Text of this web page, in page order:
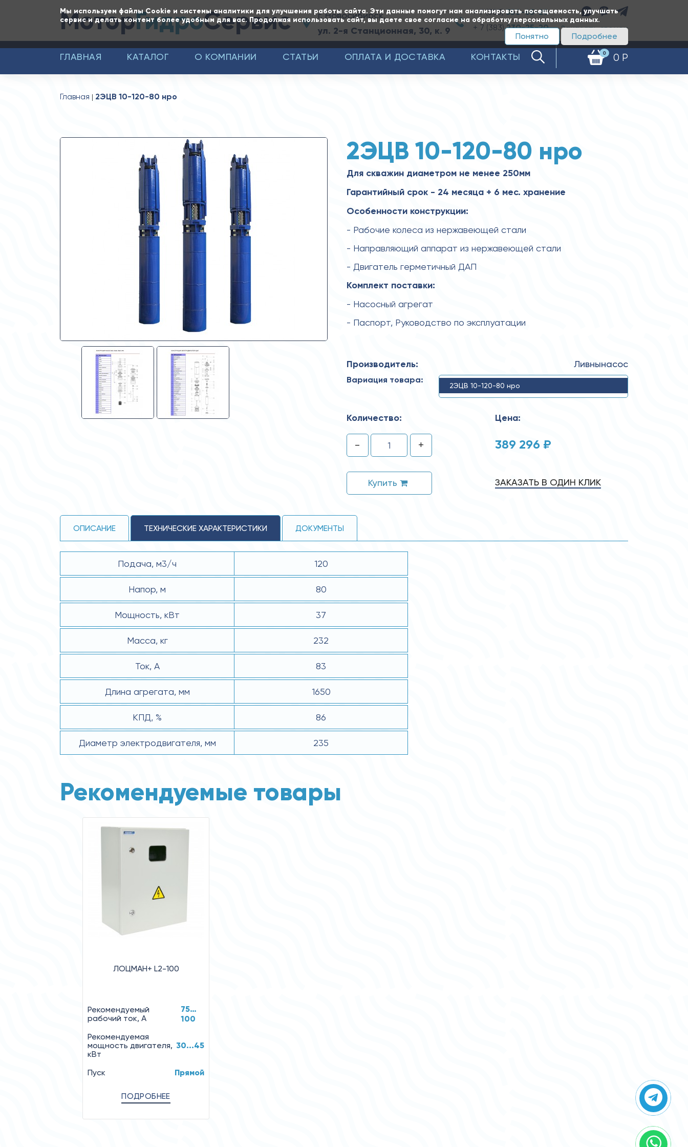
Мы используем файлы Cookie и системы аналитики для улучшения работы сайта. Эти данные помогут нам анализировать посещаемость, улучшать
сервис и делать контент более удобным для вас. Продолжая использовать сайт, вы даете свое согласие на обработку персональных данных.
Подробнее
Понятно
МоторГидроСервис г. Новосибирск,
ул. 2-я Станционная, 30, к. 9
+ 7 (383)350-65-20
+ 7 (383)230-25-20 Заказать звонок
0 0 Р
ГЛАВНАЯ КАТАЛОГ О КОМПАНИИ СТАТЬИ ОПЛАТА И ДОСТАВКА КОНТАКТЫ
Главная 2ЭЦВ 10-120-80 нро
2ЭЦВ 10-120-80 нро
Для скважин диаметром не менее 250мм
Гарантийный срок - 24 месяца + 6 мес. хранение
Особенности конструкции:
- Рабочие колеса из нержавеющей стали
- Направляющий аппарат из нержавеющей стали
- Двигатель герметичный ДАП
Комплект поставки:
- Насосный агрегат
- Паспорт, Руководство по эксплуатации
Производитель: Ливнынасос
Вариация товара:
2ЭЦВ 10-120-80 нро
Количество:
- +
Купить
Цена:
389 296 ₽
ЗАКАЗАТЬ В ОДИН КЛИК
ОПИСАНИЕ ТЕХНИЧЕСКИЕ ХАРАКТЕРИСТИКИ ДОКУМЕНТЫ
Подача, м3/ч 120
Напор, м 80
Мощность, кВт 37
Масса, кг 232
Ток, А 83
Длина агрегата, мм 1650
КПД, % 86
Диаметр электродвигателя, мм 235
Рекомендуемые товары
ЛОЦМАН+ L2-100
Рекомендуемый
рабочий ток, А
75…
100
Рекомендуемая
мощность двигателя,
кВт
30...45
Пуск Прямой
ПОДРОБНЕЕ